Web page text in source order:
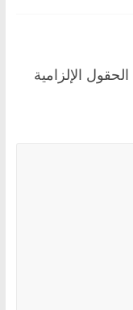
الحقول الإلزامية